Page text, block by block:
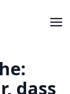
dass